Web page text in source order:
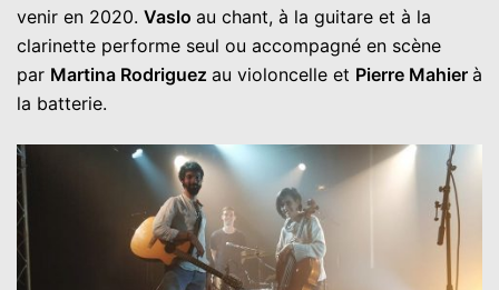
venir en 2020. Vaslo au chant, à la guitare et à la
clarinette performe seul ou accompagné en scène
par Martina Rodriguez au violoncelle et Pierre Mahier à
la batterie.